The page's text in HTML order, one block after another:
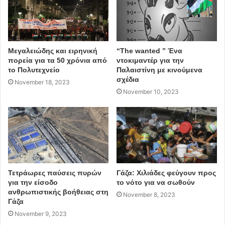
παρελθόντος που δεν κομίζουν τίποτα το ελπιδοφόρο και
αντιλήψεις και πρακτικές που εξέθρεψαν τον λαικισμό
και την δημαγωγία, προκαλώντας ανυπολόγιστες
συνέπειες στην χώρα. Το πνεύμα της εποχής μας
σφυρηλατημένο μέσα από σκληρές δοκιμασίες, στις
οποίες υπόκειται περισσότερο η νέα γενιά, δεν επιτρέπει
πλέον την συνενοχή σε νέες απόπειρες λαϊκιστικής
σήμερα να ξεγελάσουν και να επιβληθούν μέσω του
λαϊκισμού και της δημαγωγίας σύντομα θα διαψευστούν”.
Μεγαλειώδης και ειρηνική
πορεία για τα 50 χρόνια από
το Πολυτεχνείο
November 18, 2023
“The wanted ” Ένα
ντοκιμαντέρ για την
Παλαιστίνη με κινούμενα
σχέδια
November 10, 2023
Τετράωρες παύσεις πυρών
για την είσοδο
ανθρωπιστικής βοήθειας στη
Γάζα
November 9, 2023
Γάζα: Χιλιάδες φεύγουν προς
το νότο για να σωθούν
November 8, 2023